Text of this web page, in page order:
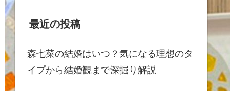
最近の投稿
森七菜の結婚はいつ？気になる理想のタ
イプから結婚観まで深掘り解説